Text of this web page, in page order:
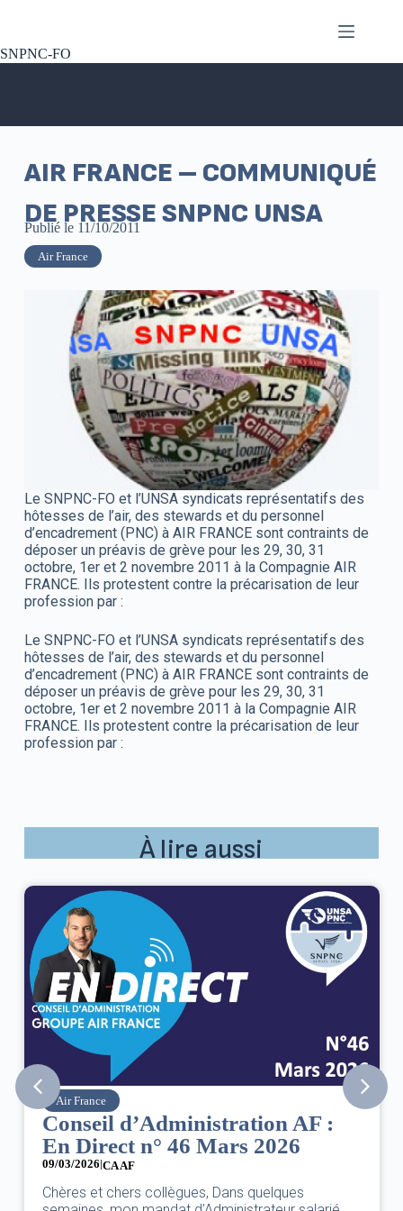
SNPNC-FO
AIR FRANCE – COMMUNIQUÉ
DE PRESSE SNPNC UNSA
Publié le 11/10/2011
Air France
Le SNPNC-FO et l’UNSA syndicats représentatifs des
hôtesses de l’air, des stewards et du personnel
d’encadrement (PNC) à AIR FRANCE sont contraints de
déposer un préavis de grève pour les 29, 30, 31
octobre, 1er et 2 novembre 2011 à la Compagnie AIR
FRANCE. Ils protestent contre la précarisation de leur
profession par :
Le SNPNC-FO et l’UNSA syndicats représentatifs des
hôtesses de l’air, des stewards et du personnel
d’encadrement (PNC) à AIR FRANCE sont contraints de
déposer un préavis de grève pour les 29, 30, 31
octobre, 1er et 2 novembre 2011 à la Compagnie AIR
FRANCE. Ils protestent contre la précarisation de leur
profession par :
À lire aussi
Air France
Conseil d’Administration AF :
En Direct n° 46 Mars 2026
09/03/2026|CA AF
Chères et chers collègues, Dans quelques